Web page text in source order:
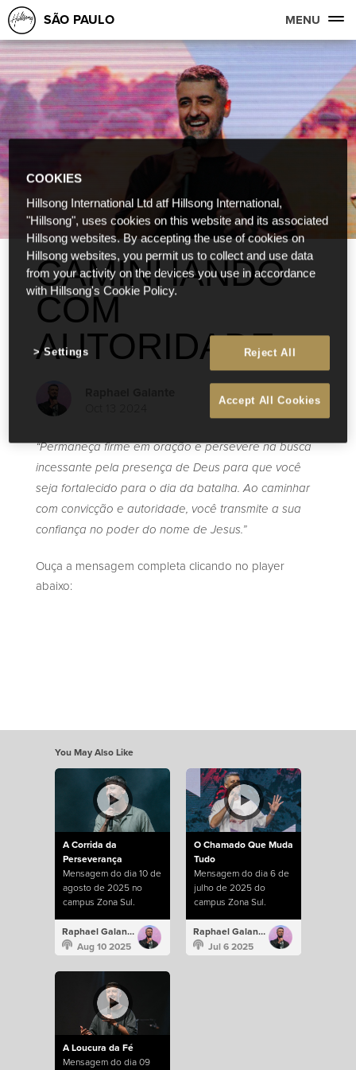
SÃO PAULO MENU
CAMINHANDO
COM
AUTORIDADE
“Permaneça firme em oração e persevere na busca
incessante pela presença de Deus para que você
seja fortalecido para o dia da batalha. Ao caminhar
com convicção e autoridade, você transmite a sua
confiança no poder do nome de Jesus.”
Ouça a mensagem completa clicando no player
abaixo:
You May Also Like
A Corrida da
Perseverança
Mensagem do dia 10 de
agosto de 2025 no
campus Zona Sul.
Raphael Galante
Aug 10 2025
O Chamado Que Muda
Tudo
Mensagem do dia 6 de
julho de 2025 do
campus Zona Sul.
Raphael Galante
Jul 6 2025
A Loucura da Fé
Mensagem do dia 09
COOKIES
Hillsong International Ltd atf Hillsong International,
"Hillsong", uses cookies on this website and its associated
Hillsong websites. By accepting the use of cookies on
Hillsong websites, you permit us to collect and use data
from your activity on the devices you use in accordance
with Hillsong's Cookie Policy.
Reject All
Accept All Cookies
Settings